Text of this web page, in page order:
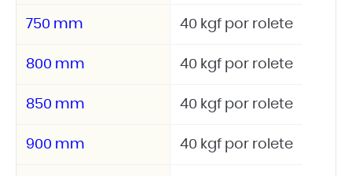
750 mm 40 kgf por rolete
800 mm 40 kgf por rolete
850 mm 40 kgf por rolete
900 mm 40 kgf por rolete